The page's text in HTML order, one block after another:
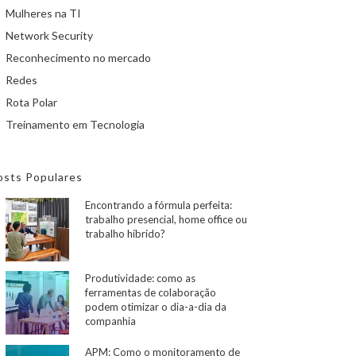
Mulheres na TI
Network Security
Reconhecimento no mercado
Redes
Rota Polar
Treinamento em Tecnologia
Populares
Encontrando a fórmula perfeita:
trabalho presencial, home office ou
trabalho híbrido?
Produtividade: como as
ferramentas de colaboração
podem otimizar o dia-a-dia da
companhia
APM: Como o monitoramento de